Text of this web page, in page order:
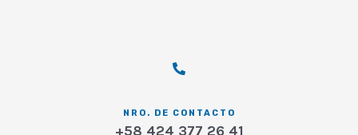
NRO. DE CONTACTO
+58 424 377 26 41